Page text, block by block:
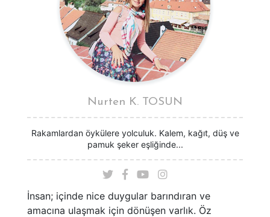
Nurten K. TOSUN
Rakamlardan öykülere yolculuk. Kalem, kağıt, düş ve
pamuk şeker eşliğinde...
İnsan; içinde nice duygular barındıran ve
amacına ulaşmak için dönüşen varlık. Öz